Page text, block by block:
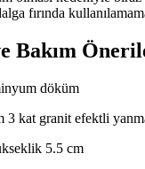
fırında
Bakım
döküm
3 kat granit efektli
5.5 cm